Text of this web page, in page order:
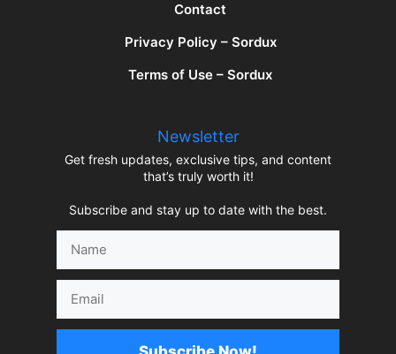
Contact
Privacy Policy – Sordux
Terms of Use – Sordux
Newsletter
Get fresh updates, exclusive tips, and content
that’s truly worth it!
Subscribe and stay up to date with the best.